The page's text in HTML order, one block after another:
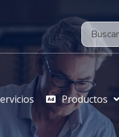
Productos